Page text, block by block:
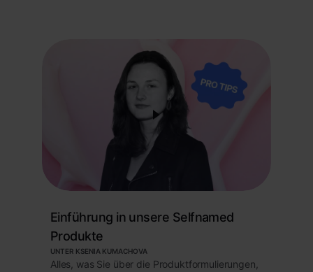
Einführung in unsere Selfnamed
Produkte
UNTER KSENIA KUMACHOVA
Alles, was Sie über die Produktformulierungen,